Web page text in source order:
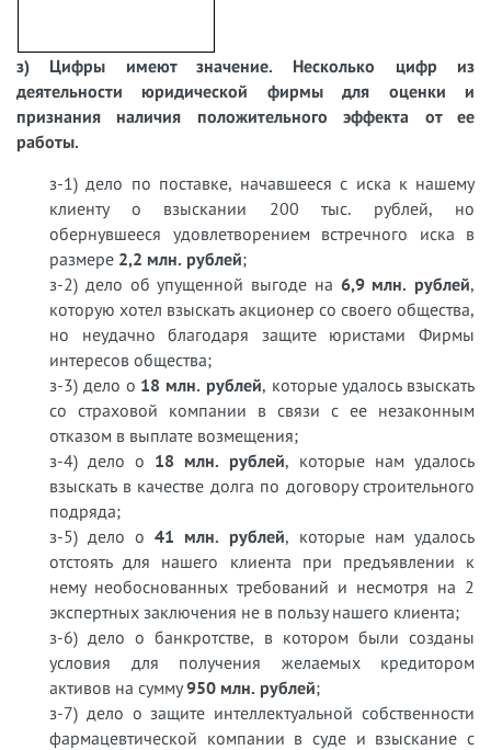
з) Цифры имеют значение. Несколько цифр из
деятельности юридической фирмы для оценки и
признания наличия положительного эффекта от ее
работы.
з-1) дело по поставке, начавшееся с иска к нашему
клиенту о взыскании 200 тыс. рублей, но
обернувшееся удовлетворением встречного иска в
размере 2,2 млн. рублей;
з-2) дело об упущенной выгоде на 6,9 млн. рублей,
которую хотел взыскать акционер со своего общества,
но неудачно благодаря защите юристами Фирмы
интересов общества;
з-3) дело о 18 млн. рублей, которые удалось взыскать
со страховой компании в связи с ее незаконным
отказом в выплате возмещения;
з-4) дело о 18 млн. рублей, которые нам удалось
взыскать в качестве долга по договору строительного
подряда;
з-5) дело о 41 млн. рублей, которые нам удалось
отстоять для нашего клиента при предъявлении к
нему необоснованных требований и несмотря на 2
экспертных заключения не в пользу нашего клиента;
з-6) дело о банкротстве, в котором были созданы
условия для получения желаемых кредитором
активов на сумму950 млн. рублей;
з-7) дело о защите интеллектуальной собственности
фармацевтической компании в суде и взыскание с